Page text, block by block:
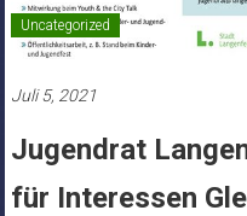
Uncategorized
Juli 5, 2021
Jugendrat
für Interessen